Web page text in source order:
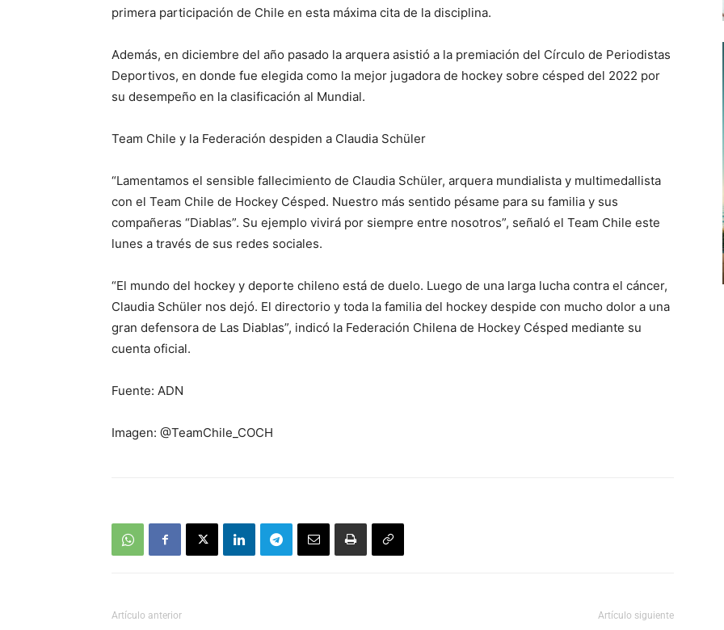
primera participación de Chile en esta máxima cita de la disciplina.
Además, en diciembre del año pasado la arquera asistió a la premiación del Círculo de Periodistas
Deportivos, en donde fue elegida como la mejor jugadora de hockey sobre césped del 2022 por
su desempeño en la clasificación al Mundial.
Team Chile y la Federación despiden a Claudia Schüler
“Lamentamos el sensible fallecimiento de Claudia Schüler, arquera mundialista y multimedallista
con el Team Chile de Hockey Césped. Nuestro más sentido pésame para su familia y sus
compañeras “Diablas”. Su ejemplo vivirá por siempre entre nosotros”, señaló el Team Chile este
lunes a través de sus redes sociales.
“El mundo del hockey y deporte chileno está de duelo. Luego de una larga lucha contra el cáncer,
Claudia Schüler nos dejó. El directorio y toda la familia del hockey despide con mucho dolor a una
gran defensora de Las Diablas”, indicó la Federación Chilena de Hockey Césped mediante su
cuenta oficial.
Fuente: ADN
Imagen: @TeamChile_COCH
Artículo anterior Artículo siguiente